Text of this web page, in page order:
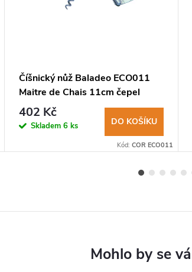
Číšnický nůž Baladeo ECO011
Maitre de Chais 11cm čepel
nerezová ocel, rukojeť růžové
dřevo
402 Kč
Skladem 6 ks DO KOŠÍKU
Kód: COR ECO011